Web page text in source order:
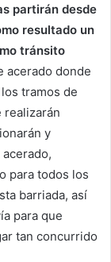
partirán desde
resultado un
tránsito
acerado donde
tramos de
realizarán
y
para todos los
barriada, así
para que
tan concurrido